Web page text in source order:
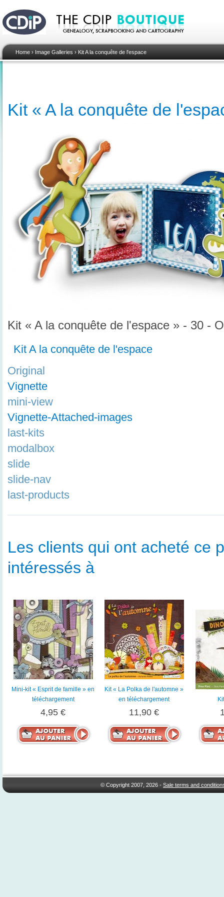
Home › Image Galleries › Kit A la conquête de l'espace
Kit « A la conquête de
Kit « A la conquête de l'espace » - 30 -
Kit A la conquête de l'espace
Original
Vignette
mini-view
Vignette-Attached-images
last-kits
modalbox
slide
slide-nav
last-products
Les clients qui ont acheté ce
intéressés à
Mini-kit « Esprit de famille » en
téléchargement
4,95 €
Kit « La Polka de l'automne »
en téléchargement
11,90 €
© Copyright 2007, 2026 -Sale terms and